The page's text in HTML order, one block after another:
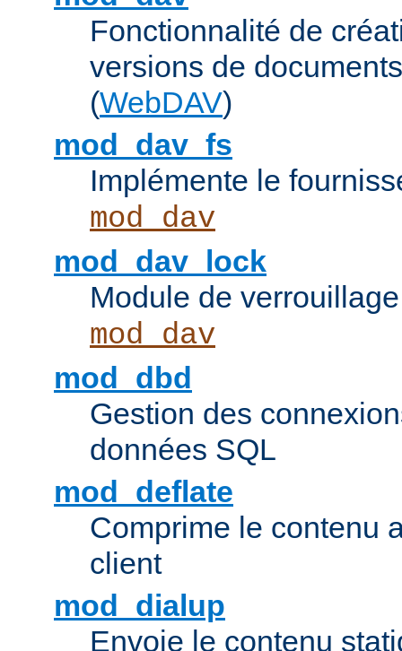
Fonctionnalité de
versions de
(WebDAV)
mod_dav_fs
Implémente le
mod_dav
mod_dav_lock
Module de
mod_dav
mod_dbd
Gestion des
données SQL
mod_deflate
Comprime le contenu
client
mod_dialup
Envoie le contenu